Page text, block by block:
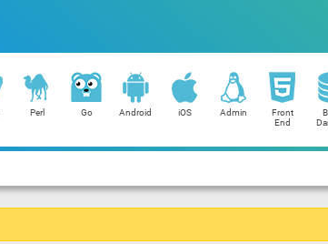
Perl Go Android iOS Admin
Front
End